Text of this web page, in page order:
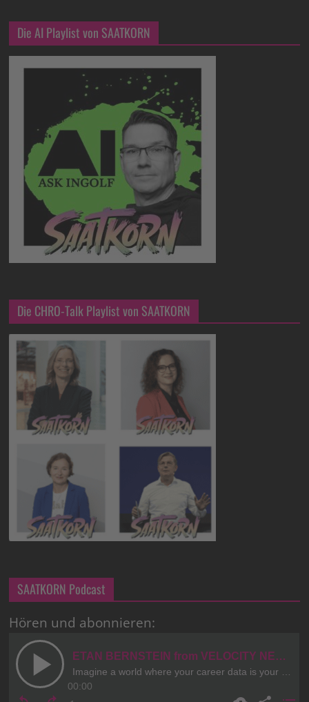
Die AI Playlist von SAATKORN
Die CHRO-Talk Playlist von SAATKORN
SAATKORN Podcast
Hören und abonnieren: